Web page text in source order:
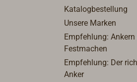
die
einschließlich
FORCE 10 Herdes
auf Anfrage
Die Modellpalette
mit Gefälle nach
werden.Farbe:
Zulassung für Boote
vor.Folgendes
ist erhältlich:4718-037
Katalogbestellung
Unsere Marken
Empfehlung: Ankern
Festmachen
Empfehlung: Der
Anker